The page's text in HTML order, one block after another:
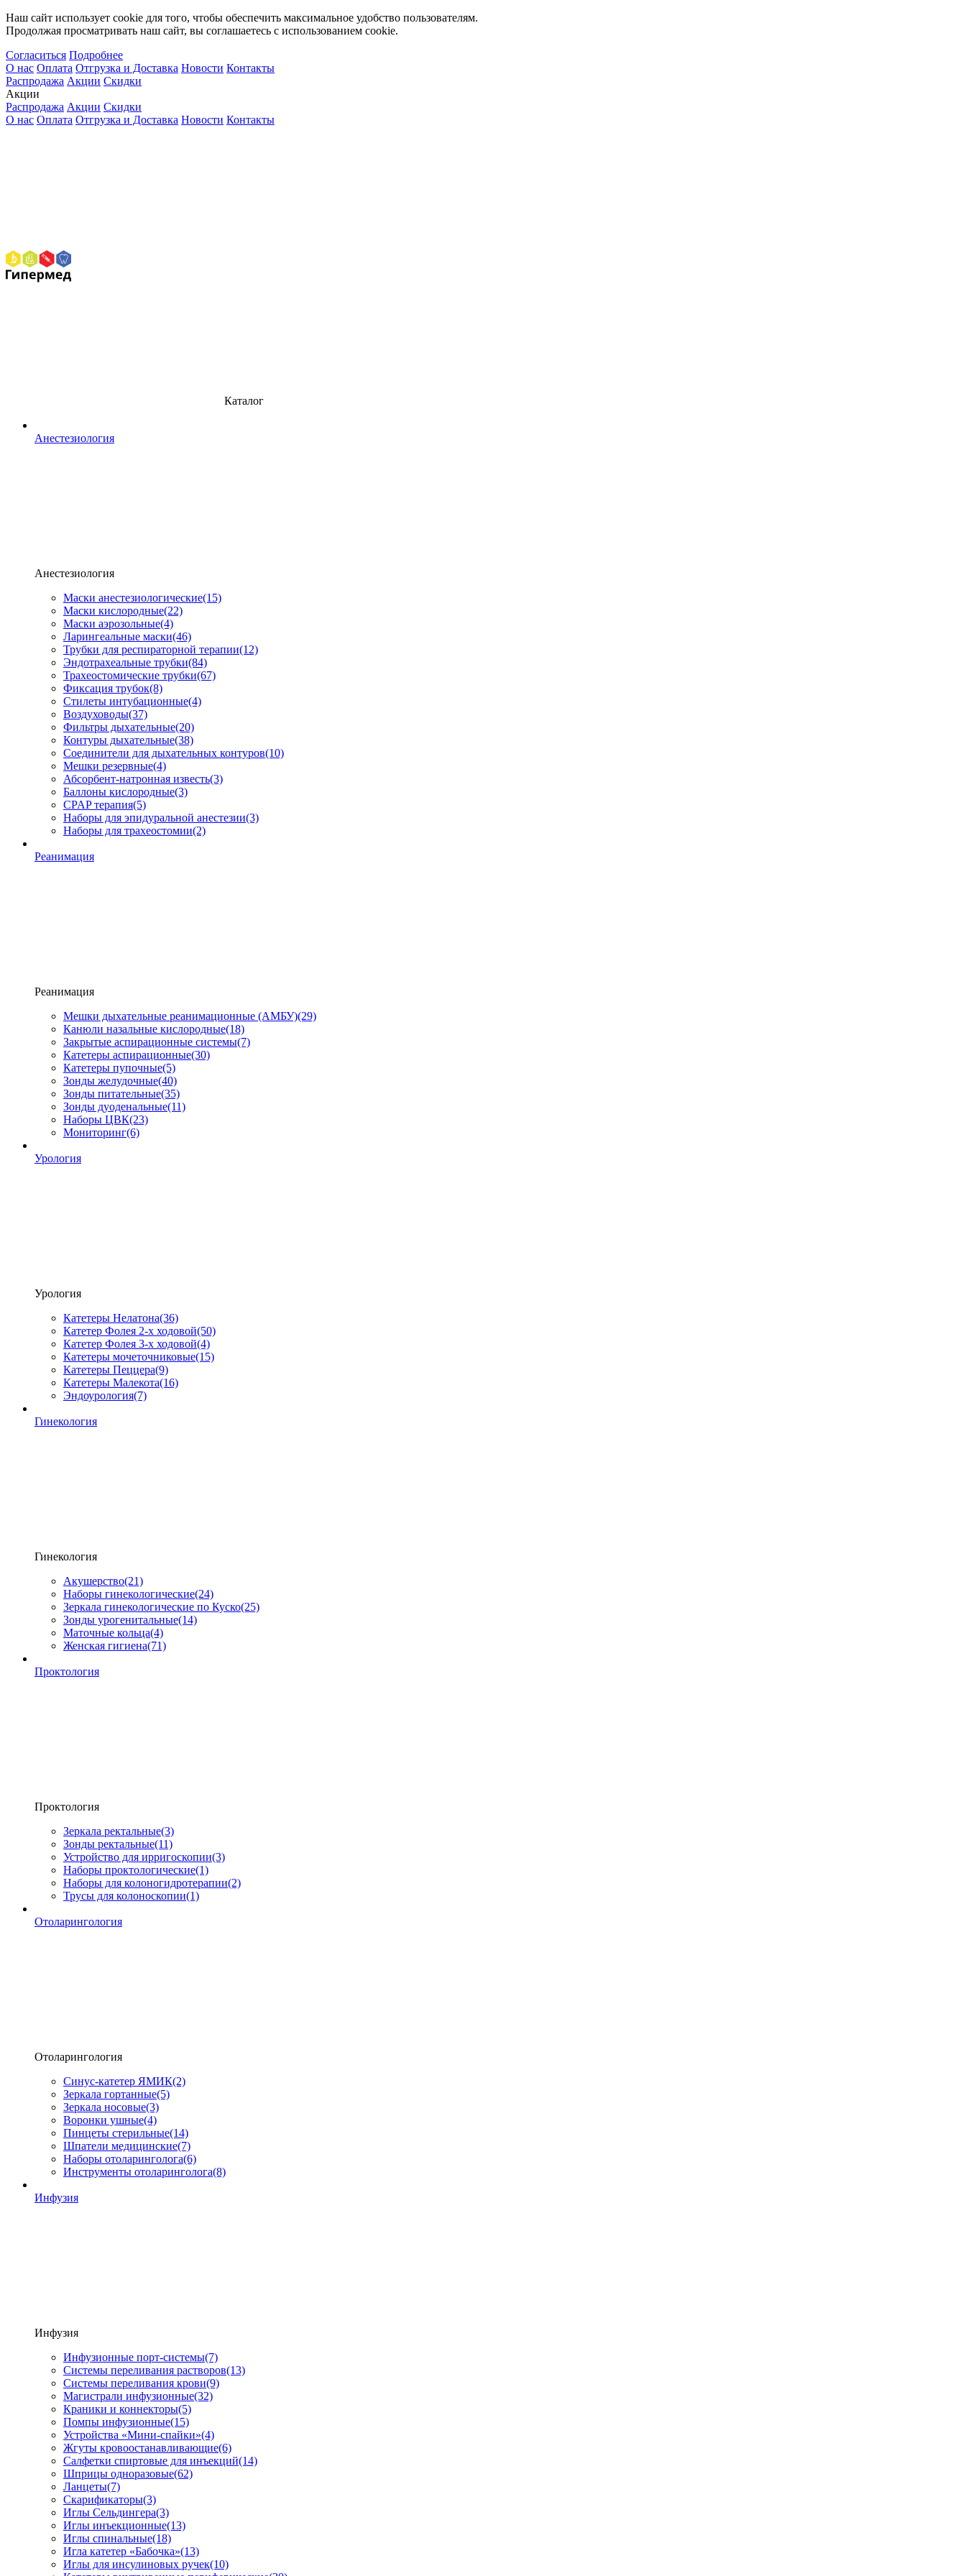
Наш сайт использует cookie для того, чтобы обеспечить максимальное удобство пользователям.
Продолжая просматривать наш сайт, вы соглашаетесь с использованием cookie.
Согласиться Подробнее
О нас Оплата Отгрузка и Доставка Новости Контакты
Распродажа Акции Скидки
Акции
Распродажа Акции Скидки
О нас Оплата Отгрузка и Доставка Новости Контакты
Каталог
Анестезиология
Анестезиология
Маски анестезиологические(15)
Маски кислородные(22)
Маски аэрозольные(4)
Ларингеальные маски(46)
Трубки для респираторной терапии(12)
Эндотрахеальные трубки(84)
Трахеостомические трубки(67)
Фиксация трубок(8)
Стилеты интубационные(4)
Воздуховоды(37)
Фильтры дыхательные(20)
Контуры дыхательные(38)
Соединители для дыхательных контуров(10)
Мешки резервные(4)
Абсорбент-натронная известь(3)
Баллоны кислородные(3)
CPAP терапия(5)
Наборы для эпидуральной анестезии(3)
Наборы для трахеостомии(2)
Реанимация
Реанимация
Мешки дыхательные реанимационные (АМБУ)(29)
Канюли назальные кислородные(18)
Закрытые аспирационные системы(7)
Катетеры аспирационные(30)
Катетеры пупочные(5)
Зонды желудочные(40)
Зонды питательные(35)
Зонды дуоденальные(11)
Наборы ЦВК(23)
Мониторинг(6)
Урология
Урология
Катетеры Нелатона(36)
Катетер Фолея 2-х ходовой(50)
Катетер Фолея 3-х ходовой(4)
Катетеры мочеточниковые(15)
Катетеры Пеццера(9)
Катетеры Малекота(16)
Эндоурология(7)
Гинекология
Гинекология
Акушерство(21)
Наборы гинекологические(24)
Зеркала гинекологические по Куско(25)
Зонды урогенитальные(14)
Маточные кольца(4)
Женская гигиена(71)
Проктология
Проктология
Зеркала ректальные(3)
Зонды ректальные(11)
Устройство для ирригоскопии(3)
Наборы проктологические(1)
Наборы для колоногидротерапии(2)
Трусы для колоноскопии(1)
Отоларингология
Отоларингология
Синус-катетер ЯМИК(2)
Зеркала гортанные(5)
Зеркала носовые(3)
Воронки ушные(4)
Пинцеты стерильные(14)
Шпатели медицинские(7)
Наборы отоларинголога(6)
Инструменты отоларинголога(8)
Инфузия
Инфузия
Инфузионные порт-системы(7)
Системы переливания растворов(13)
Системы переливания крови(9)
Магистрали инфузионные(32)
Краники и коннекторы(5)
Помпы инфузионные(15)
Устройства «Мини-спайки»(4)
Жгуты кровоостанавливающие(6)
Салфетки спиртовые для инъекций(14)
Шприцы одноразовые(62)
Ланцеты(7)
Скарификаторы(3)
Иглы Сельдингера(3)
Иглы инъекционные(13)
Иглы спинальные(18)
Игла катетер «Бабочка»(13)
Иглы для инсулиновых ручек(10)